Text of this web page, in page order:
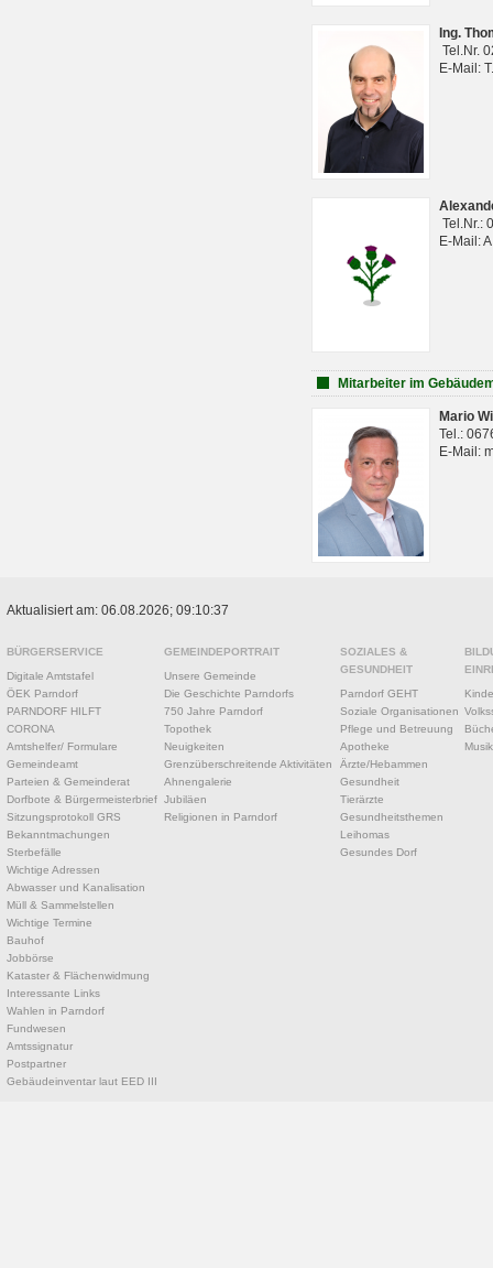
Ing.
Tel.Nr.
E-Mail:
Tel.Nr.:
E-Mail:
Mitarbeiter im
Mario
Tel.:
E-Mail:
Aktualisiert am: 06.08.2026; 09:10:37
BÜRGERSERVICE
Digitale Amtstafel
ÖEK Parndorf
PARNDORF HILFT
CORONA
Amtshelfer/ Formulare
Gemeindeamt
Parteien & Gemeinderat
Dorfbote & Bürgermeisterbrief
Sitzungsprotokoll GRS
Bekanntmachungen
Sterbefälle
Wichtige Adressen
Abwasser und Kanalisation
Müll & Sammelstellen
Wichtige Termine
Bauhof
Jobbörse
Kataster & Flächenwidmung
Interessante Links
Wahlen in Parndorf
Fundwesen
Amtssignatur
Postpartner
Gebäudeinventar laut EED III
GEMEINDEPORTRAIT
Unsere Gemeinde
Die Geschichte Parndorfs
750 Jahre Parndorf
Topothek
Neuigkeiten
Grenzüberschreitende Aktivitäten
Ahnengalerie
Jubiläen
Religionen in Parndorf
SOZIALES &
GESUNDHEIT
Parndorf GEHT
Soziale Organisationen
Pflege und Betreuung
Apotheke
Ärzte/Hebammen
Gesundheit
Tierärzte
Gesundheitsthemen
Leihomas
Gesundes Dorf